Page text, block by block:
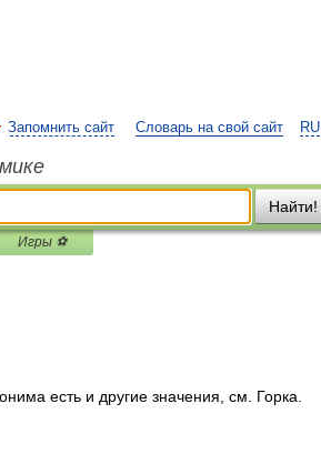
RU
Запомнить сайт Словарь на свой сайт
Найти!
Игры ⚽
есть и другие значения, см. Горка.